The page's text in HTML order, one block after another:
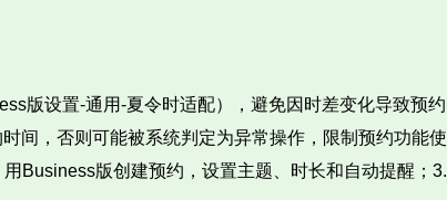
版设置-通用-夏令时适配），避免因时差变化导致预
间，否则可能被系统判定为异常操作，限制预约功能使
Business版创建预约，设置主题、时长和自动提醒；